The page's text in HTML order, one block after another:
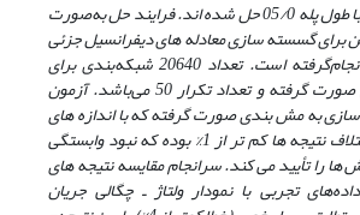
بازه 95/0 ـ 4/0 ولت با طول پله 05/0 حل شده­ اند. فرایند حل به‌صورت
برای گسسته سازی معادله ­های دیفرانسیل جزئی
با تلورانس 001/0 انجام‌گرفته است. تعداد 20640 شبکه‌بندی برای
محاسبه­ های عددی صورت گرفته و تعداد تکرار 50 می‌باشد. آزمون
به مش بندی صورت گرفته که با اندازه­ های
گوناگون مش­ ها، اختلاف نتیجه­ ها کم ­تر از 1% بوده که نبود وابستگی
­ها را تأیید می­ کند. سرانجام مقایسه نتیجه­ های
تجربی با نمودار ولتاژ ـ چگالی جریان